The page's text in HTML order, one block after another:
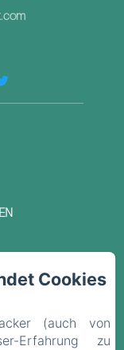
Cookies
(auch von
Erfahrung zu